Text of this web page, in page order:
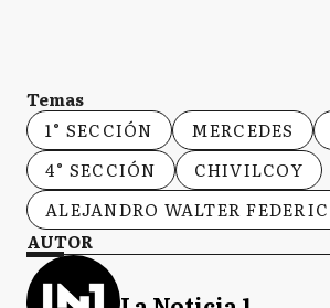
Temas
1° SECCIÓN
MERCEDES
4° SECCIÓN
CHIVILCOY
ALEJANDRO WALTER
AUTOR